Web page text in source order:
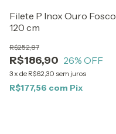
Filete P Inox Ouro Fosco
120 cm
R$186,90
R$252,87
26% OFF
3 x de R$62,30 sem juros
R$177,56 com Pix